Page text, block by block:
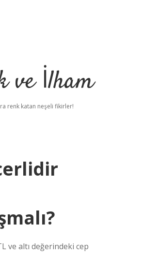
ve İlham
renk katan neşeli fikirler!
ve altı değerindeki cep